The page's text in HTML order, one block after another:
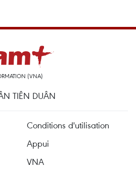
(VNA)
TIÊN DUÂN
Conditions d'utilisation
Appui
VNA